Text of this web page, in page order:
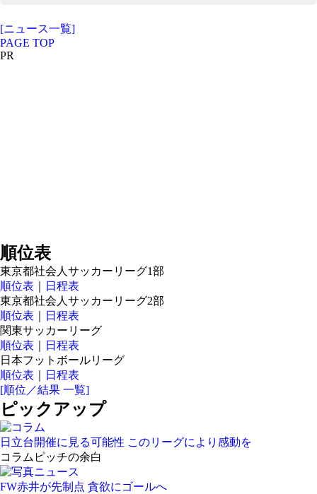
[ニュース一覧]
PAGE TOP
PR
順位表
東京都社会人サッカーリーグ1部
順位表
日程表
東京都社会人サッカーリーグ2部
順位表
日程表
関東サッカーリーグ
順位表
日程表
日本フットボールリーグ
順位表
日程表
[順位／結果 一覧]
ピックアップ
日立台開催に見る可能性 このリーグにより感動を
コラム ピッチの余白
FW赤井が先制点 貪欲にゴールへ